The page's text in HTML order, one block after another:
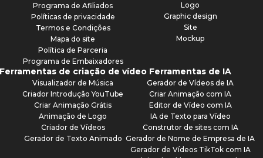
Programa de Afiliados
Políticas de privacidade
Termos e Condições
Mapa do site
Política de Parceria
Programa de Embaixadores
Logo
Graphic design
Site
Mockup
de criação de vídeo
Visualizador de Música
Criador Introdução YouTube
Criar Animação Grátis
Animação de Logo
Criador de Vídeos
Gerador de Texto Animado
Ferramentas de IA
Gerador de Vídeos de IA
Criar Animação com IA
Editor de Vídeo com IA
IA de Texto para Vídeo
Construtor de sites com IA
Gerador de Nome de Empresa de IA
Gerador de Vídeos TikTok com IA